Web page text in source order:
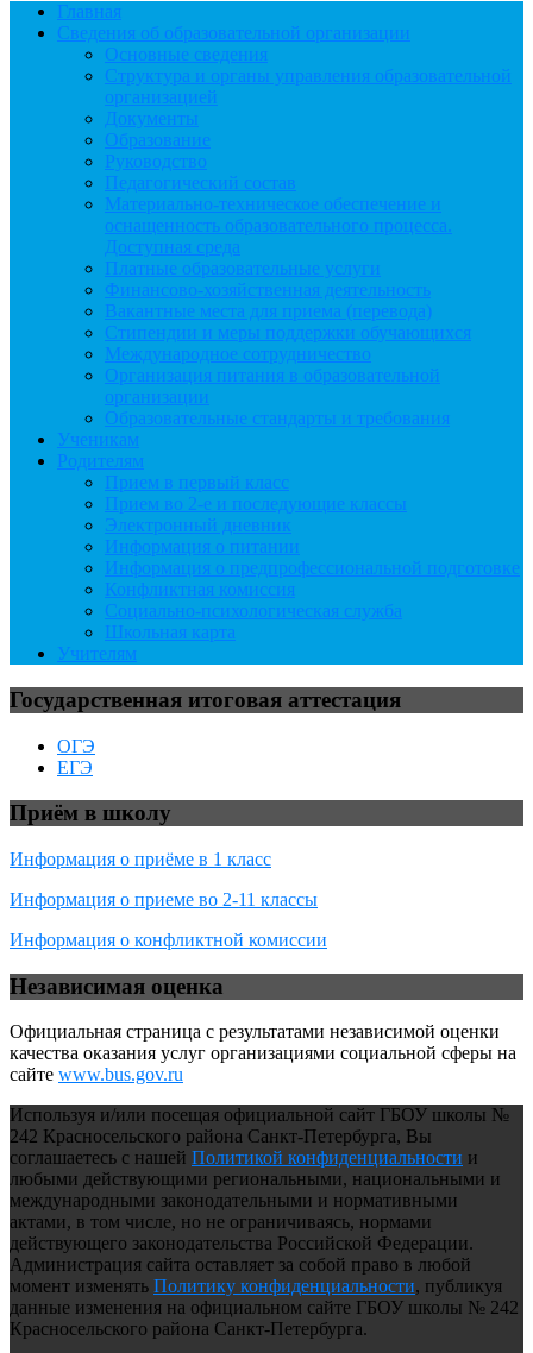
Главная
Сведения об образовательной организации
Основные сведения
Структура и органы управления образовательной
организацией
Документы
Образование
Руководство
Педагогический состав
Материально-техническое обеспечение и
оснащенность образовательного процесса.
Доступная среда
Платные образовательные услуги
Финансово-хозяйственная деятельность
Вакантные места для приема (перевода)
Стипендии и меры поддержки обучающихся
Международное сотрудничество
Организация питания в образовательной
организации
Образовательные стандарты и требования
Ученикам
Родителям
Прием в первый класс
Прием во 2-е и последующие классы
Электронный дневник
Информация о питании
Информация о предпрофессиональной подготовке
Конфликтная комиссия
Социально-психологическая служба
Школьная карта
Учителям
Государственная итоговая аттестация
ОГЭ
ЕГЭ
Приём в школу
Информация о приёме в 1 класс
Информация о приеме во 2-11 классы
Информация о конфликтной комиссии
Независимая оценка
Официальная страница с результатами независимой оценки
качества оказания услуг организациями социальной сферы на
сайте www.bus.gov.ru
Используя и/или посещая официальной сайт ГБОУ школы №
242 Красносельского района Санкт-Петербурга, Вы
соглашаетесь с нашей Политикой конфиденциальности и
любыми действующими региональными, национальными и
международными законодательными и нормативными
актами, в том числе, но не ограничиваясь, нормами
действующего законодательства Российской Федерации.
Администрация сайта оставляет за собой право в любой
момент изменять Политику конфиденциальности, публикуя
данные изменения на официальном сайте ГБОУ школы № 242
Красносельского района Санкт-Петербурга.